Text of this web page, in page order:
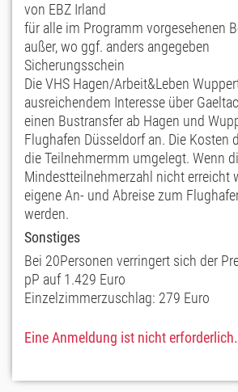
von EBZ Irland
für alle im Programm vorgesehenen
außer, wo ggf. anders angegeben
Sicherungsschein
Die VHS Hagen/Arbeit&Leben
ausreichendem Interesse über
einen Bustransfer ab Hagen und
Flughafen Düsseldorf an. Die Kosten
die Teilnehmermm umgelegt. Wenn
Mindestteilnehmerzahl nicht erreicht
eigene An- und Abreise zum
werden.
Sonstiges
Bei 20Personen verringert sich der
pP auf 1.429 Euro
Einzelzimmerzuschlag: 279 Euro
Eine Anmeldung ist nicht erforderlich.